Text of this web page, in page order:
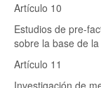
Artículo 10
Estudios de pre-
sobre la base de
Artículo 11
Investigación de